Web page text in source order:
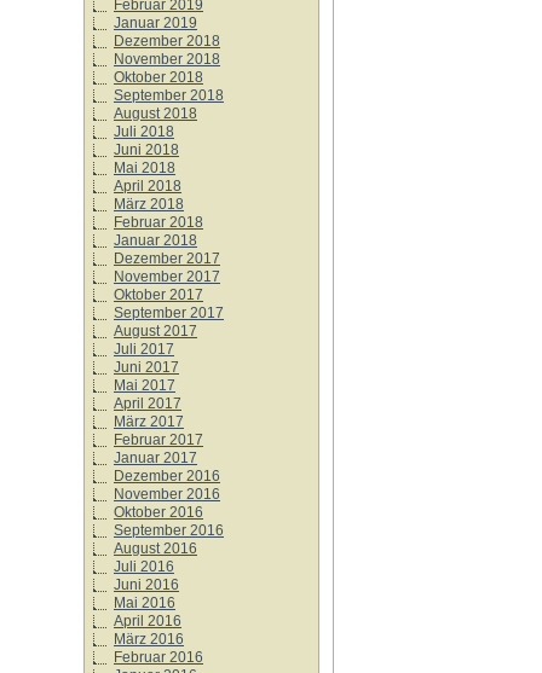
Februar 2019
Januar 2019
Dezember 2018
November 2018
Oktober 2018
September 2018
August 2018
Juli 2018
Juni 2018
Mai 2018
April 2018
März 2018
Februar 2018
Januar 2018
Dezember 2017
November 2017
Oktober 2017
September 2017
August 2017
Juli 2017
Juni 2017
Mai 2017
April 2017
März 2017
Februar 2017
Januar 2017
Dezember 2016
November 2016
Oktober 2016
September 2016
August 2016
Juli 2016
Juni 2016
Mai 2016
April 2016
März 2016
Februar 2016